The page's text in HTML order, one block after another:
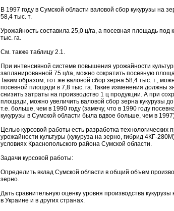
В 1997 году в Сумской области валовой сбор кукурузы на
58,4 тыс. т.
Урожайность составила 25,0 ц/га, а посевная площадь под
тыс. га.
См. также таблицу 2.1.
При интенсивной системе повышения урожайности
запланированной 75 ц/га, можно сократить посевную
Таким образом, тот же валовой сбор зерна 58,4 тыс. т.,
посевной площади в 7,8 тыс. га. Такие изменения должны
снизить затраты на производство 1 ц продукции. А при
площади, можно увеличить валовой сбор зерна кукурузы
т.е. больше, чем в 1990 году (замечу, что в 1990 году
кукурузы в Сумской области была вдвое больше, чем в
Целью курсовой работы есть разработка
урожайности культуры (кукуруза на зерно, гибрид 4КГ-
условиях Краснопольского района Сумской области.
Задачи курсовой работы:
Определить вклад Сумской области в общий объем
зерно.
Дать сравнительную оценку уровня производства
в Украине и в других странах.